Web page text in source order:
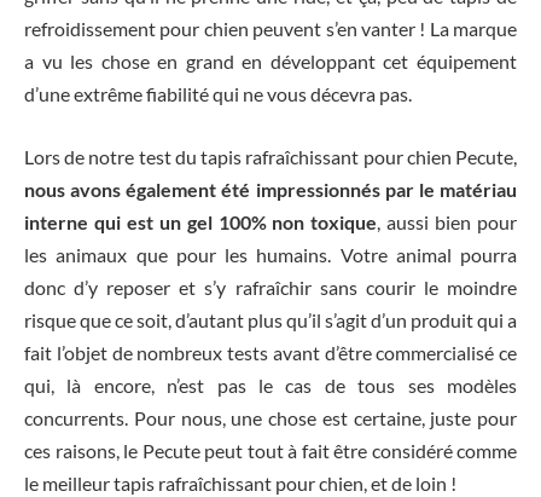
refroidissement pour chien peuvent s’en vanter ! La marque
a vu les chose en grand en développant cet équipement
d’une extrême fiabilité qui ne vous décevra pas.
Lors de notre test du tapis rafraîchissant pour chien Pecute,
nous avons également été impressionnés par le matériau
interne qui est un gel 100% non toxique, aussi bien pour
les animaux que pour les humains. Votre animal pourra
donc d’y reposer et s’y rafraîchir sans courir le moindre
risque que ce soit, d’autant plus qu’il s’agit d’un produit qui a
fait l’objet de nombreux tests avant d’être commercialisé ce
qui, là encore, n’est pas le cas de tous ses modèles
concurrents. Pour nous, une chose est certaine, juste pour
ces raisons, le Pecute peut tout à fait être considéré comme
le meilleur tapis rafraîchissant pour chien, et de loin !